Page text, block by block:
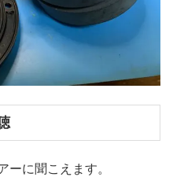
ーに聞こえます。